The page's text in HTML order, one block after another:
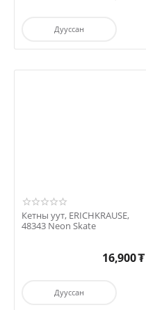
Дууссан
Кетны уут, ERICHKRAUSE,
48343 Neon Skate
16,900₮
Дууссан